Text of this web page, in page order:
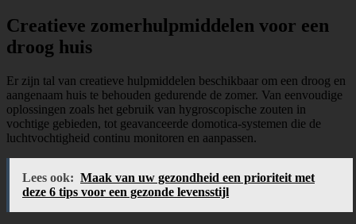
Creatieve zomerhulpmiddelen voor een
droog huis
Er zijn tal van creatieve hulpmiddelen beschikbaar om een droog en
aangenaam huis te behouden gedurende de zomer. Van eenvoudige
oplossingen zoals het gebruik van hygroscopische zouten in
vochtige gebieden, tot geavanceerde domotica-systemen die de
luchtvochtigheid continu monitoren en aanpassen.
Lees ook: Maak van uw gezondheid een prioriteit met
deze 6 tips voor een gezonde levensstijl